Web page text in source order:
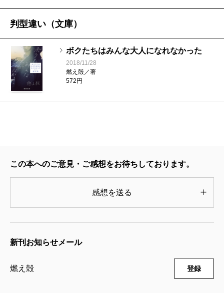
一番おしゃれな店だった。ていうか、あれが高円寺の
燃え殻あれ一番おしゃれだったんですか（笑）。僕
は『リンダリンダラバーソール』も大好きなんですけ
ど、ヒロインのコマコはモデルっているんですか？
その細部は僕が“まだ何者でもなかった時に出会った女
の子たち”の集合体なんですよね。
だからみんなガーンッてくるんじゃないかし
ら。個人的な記憶を呼び覚ましてしまう装置みたいな
燃え殻大槻さんやらもさんの小説で、狂乱な人生に
ふとロマンチックが差し込まれるあの感じ、どこまで
本当か分からないプロレスみたいな感じがすごく好き
判型違い（文庫）
ボクたちはみんな大人になれなかった
2018/11/28
燃え殻／著
572円
この本へのご意見・ご感想をお待ちしております。
感想を送る
新刊お知らせメール
燃え殻 登録